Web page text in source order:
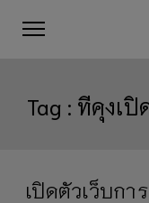
Tag : ทีคุงเปิ
เปิดตัวเว็บกา